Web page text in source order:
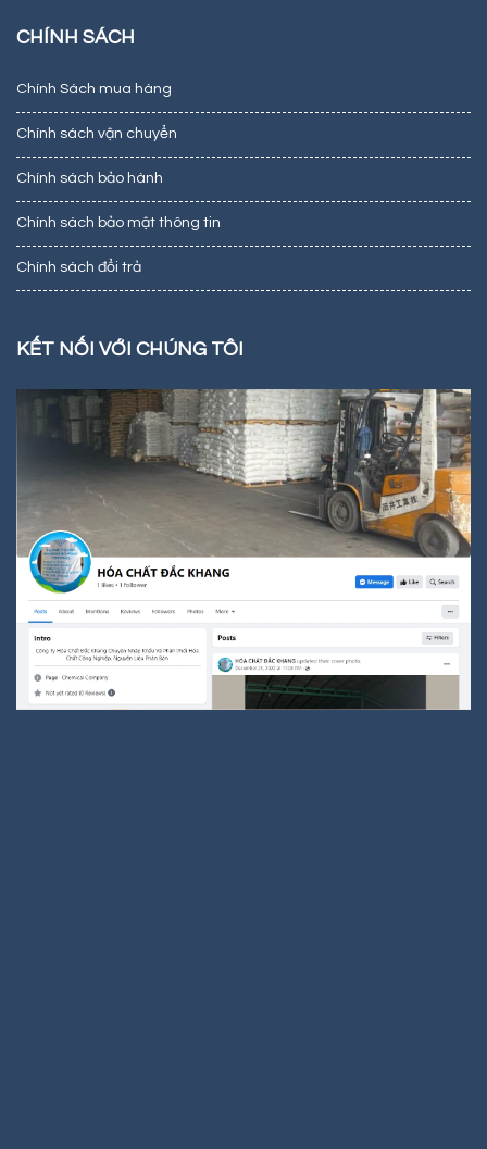
CHÍNH SÁCH
Chính Sách mua hàng
Chính sách vận chuyển
Chính sách bảo hành
Chính sách bảo mật thông tin
Chính sách đổi trả
KẾT NỐI VỚI CHÚNG TÔI